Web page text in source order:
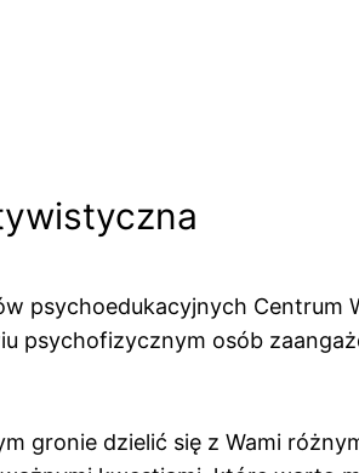
psychoedukacyjnych Centrum
psychofizycznym osób
gronie dzielić się z Wami